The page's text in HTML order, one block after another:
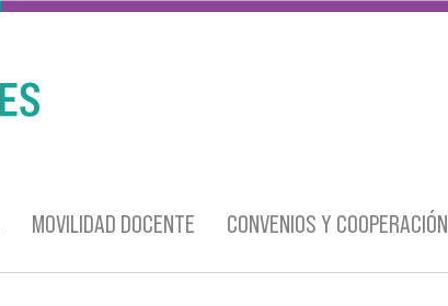
MOVILIDAD DOCENTE CONVENIOS Y COOPERACIÓN